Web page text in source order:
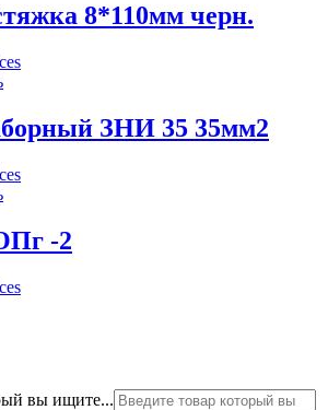
8*110мм черн.
ЗНИ 35 35мм2
-2
вы ищите...